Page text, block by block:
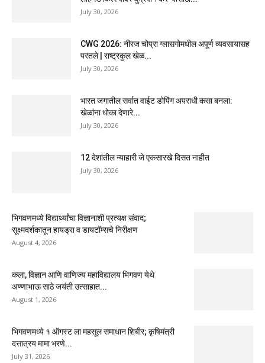
July 30, 2026
CWG 2026: नीरज चोप्रा ग्लासगोमधील अपूर्ण व्यवसायासह
परतले | राष्ट्रकुल खेळ...
July 30, 2026
भारत जगातील सर्वात वाईट डोपिंग अपराधी कसा बनला:
खेळांना धोका देणारे...
July 30, 2026
12 देशांतील न्याहारी जे एकसारखे दिसत नाहीत
July 30, 2026
भिगवणमध्ये विद्यार्थ्यांचा विज्ञानाशी प्रत्यक्ष संवाद;
सूक्ष्मदर्शकातून हायड्रा व डायटॉम्सचे निरीक्षण
August 4, 2026
कला, विज्ञान आणि वाणिज्य महाविद्यालय भिगवण येथे
अण्णाभाऊ साठे जयंती उत्साहात...
August 1, 2026
भिगवणमध्ये १ ऑगस्ट ला महसूल समाधान शिबीर; कृषिमंत्री
दत्तात्रय मामा भरणे...
July 31, 2026